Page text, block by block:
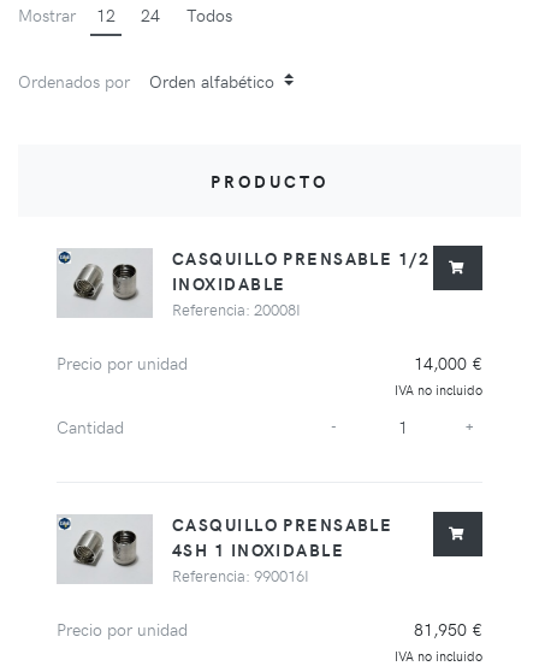
Mostrar 12 24 Todos
Ordenados por
PRODUCTO
CASQUILLO PRENSABLE 1/2
INOXIDABLE
Referencia: 20008I
Precio por unidad 14,000 €
IVA no incluido
Cantidad - +
CASQUILLO PRENSABLE
4SH 1 INOXIDABLE
Referencia: 990016I
Precio por unidad 81,950 €
IVA no incluido